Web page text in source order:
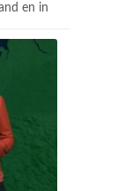
en in